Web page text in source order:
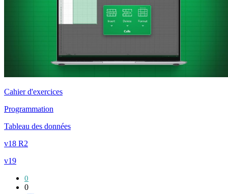
Cahier d'exercices
Programmation
Tableau des données
v18 R2
v19
0
0